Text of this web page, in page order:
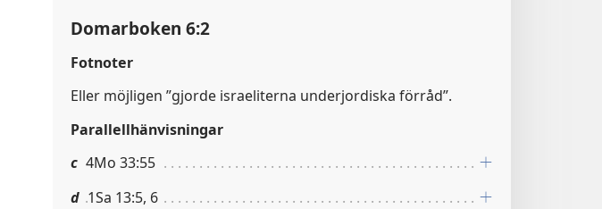
Domarboken 6:2
Fotnoter
Eller möjligen ”gjorde israeliterna underjordiska förråd”.
Parallellhänvisningar
c 4Mo 33:55
d 1Sa 13:5, 6